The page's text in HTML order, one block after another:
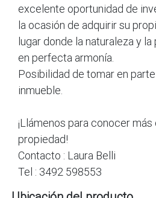
excelente oportunidad de
la ocasión de adquirir su
lugar donde la naturaleza y
en perfecta armonía.
Posibilidad de tomar en
inmueble.
¡Llámenos para conocer
propiedad!
Contacto : Laura Belli
Tel : 3492 598553